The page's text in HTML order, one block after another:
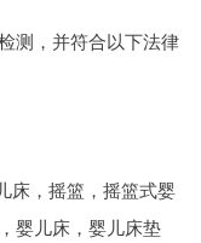
测，并符合以下法律
床，摇篮，摇篮式婴
婴儿床，婴儿床垫